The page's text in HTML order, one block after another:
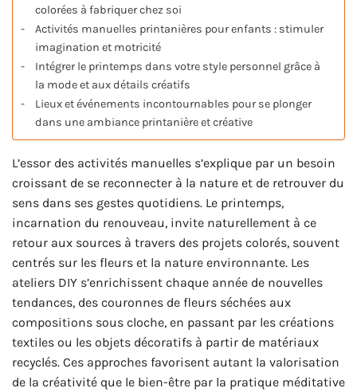
colorées à fabriquer chez soi
Activités manuelles printanières pour enfants : stimuler
imagination et motricité
Intégrer le printemps dans votre style personnel grâce à
la mode et aux détails créatifs
Lieux et événements incontournables pour se plonger
dans une ambiance printanière et créative
L’essor des activités manuelles s’explique par un besoin
croissant de se reconnecter à la nature et de retrouver du
sens dans ses gestes quotidiens. Le printemps,
incarnation du renouveau, invite naturellement à ce
retour aux sources à travers des projets colorés, souvent
centrés sur les fleurs et la nature environnante. Les
ateliers DIY s’enrichissent chaque année de nouvelles
tendances, des couronnes de fleurs séchées aux
compositions sous cloche, en passant par les créations
textiles ou les objets décoratifs à partir de matériaux
recyclés. Ces approches favorisent autant la valorisation
de la créativité que le bien-être par la pratique méditative